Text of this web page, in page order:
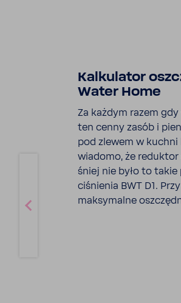
Kalku­lator
Water Home
Za każdym razem
ten cenny zasób i
pod zlewem w
wiadomo, że reduktor
śniej nie było to
ciśnienia BWT D1.
maksy­malne